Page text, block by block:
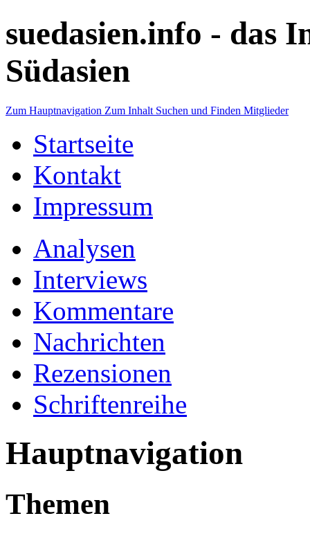
suedasien.info - das
Südasien
Zum Hauptnavigation Zum Inhalt Suchen und Finden Mitglieder
Startseite
Kontakt
Impressum
Analysen
Interviews
Kommentare
Nachrichten
Rezensionen
Schriftenreihe
Hauptnavigation
Themen